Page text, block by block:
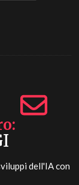
dell'IA con